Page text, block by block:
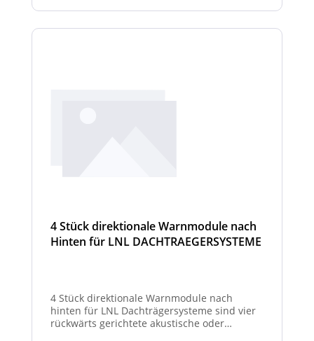
4 Stück direktionale Warnmodule nach
Hinten für LNL DACHTRAEGERSYSTEME
4 Stück direktionale Warnmodule nach
hinten für LNL Dachträgersysteme sind vier
rückwärts gerichtete akustische oder